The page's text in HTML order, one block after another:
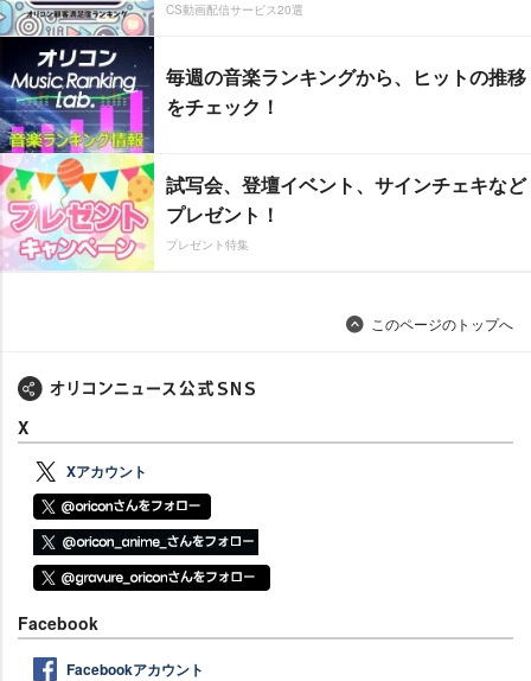
CS動画配信サービス20選
毎週の音楽ランキングから、ヒットの推移
をチェック！
試写会、登壇イベント、サインチェキなど
プレゼント！
プレゼント特集
このページのトップへ
X
Xアカウント
Facebook
Facebookアカウント